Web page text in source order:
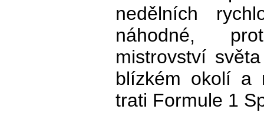
nedělních
náhodné,
mistrovství
blízkém okolí a
trati Formule 1